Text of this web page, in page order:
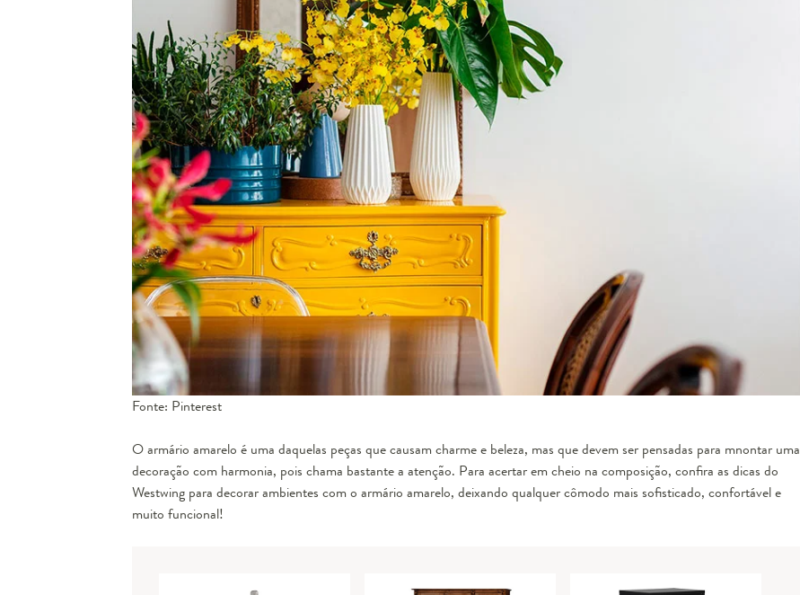
Fonte: Pinterest
O armário amarelo é uma daquelas peças que causam charme e beleza, mas que devem ser pensadas para mnontar uma
decoração com harmonia, pois chama bastante a atenção. Para acertar em cheio na composição, confira as dicas do
Westwing para decorar ambientes com o armário amarelo, deixando qualquer cômodo mais sofisticado, confortável e
muito funcional!